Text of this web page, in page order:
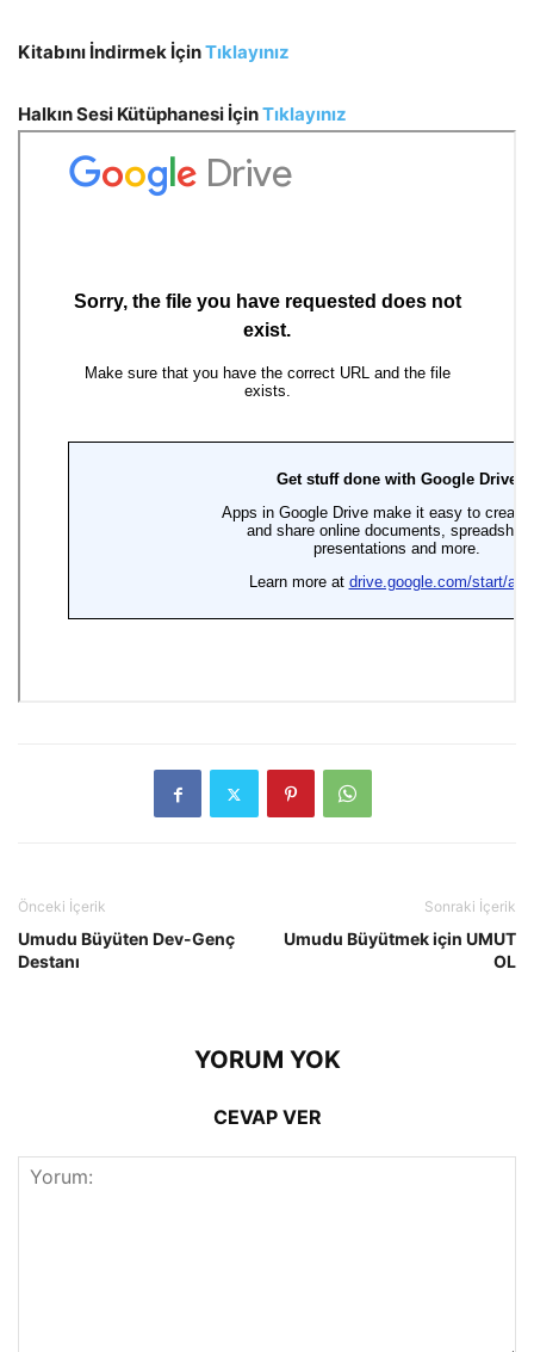
Kitabını İndirmek İçinTıklayınız
Halkın Sesi Kütüphanesi İçinTıklayınız
Önceki İçerik
Umudu Büyüten Dev-Genç
Destanı
Sonraki İçerik
Umudu Büyütmek için UMUT
OL
YORUM YOK
CEVAP VER